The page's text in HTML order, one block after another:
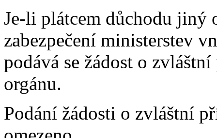
Je-li plátcem důchodu jiný
zabezpečení ministerstev
podává se žádost o
orgánu.
Podání žádosti o zvláštní